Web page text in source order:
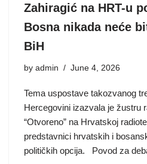
Zahiragić na HRT-u
Bosna nikada neće
BiH
by admin June 4, 2026
Tema uspostave takozvanog
Hercegovini izazvala je žustru
“Otvoreno” na Hrvatskoj
predstavnici hrvatskih i
političkih opcija. Povod za